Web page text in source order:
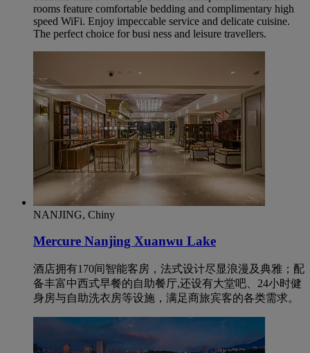
rooms feature comfortable bedding and complimentary high
speed WiFi. Enjoy impeccable service and delicate cuisine.
The perfect choice for busi ness and leisure travellers.
NANJING, Chiny
Mercure Nanjing Xuanwu Lake
酒店拥有170间智能客房，法式设计尽显浪漫及典雅；配
备丰富中西式早餐的自助餐厅,还设有大堂吧、24小时健
身房与自助洗衣房等设施，满足商旅宾客的各类需求。